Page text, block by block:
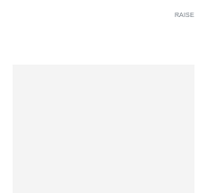
RAISE